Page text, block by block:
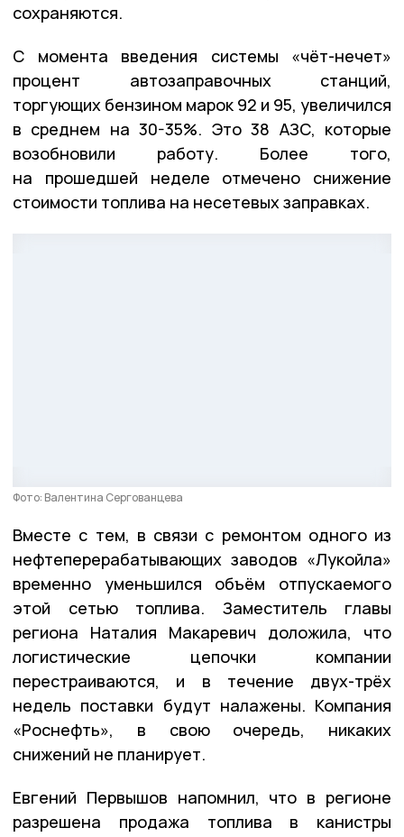
сохраняются.
С момента введения системы «чёт-нечет»
процент автозаправочных станций,
торгующих бензином марок 92 и 95, увеличился
в среднем на 30-35%. Это 38 АЗС, которые
возобновили работу. Более того,
на прошедшей неделе отмечено снижение
стоимости топлива на несетевых заправках.
Фото: Валентина Сергованцева
Вместе с тем, в связи с ремонтом одного из
нефтеперерабатывающих заводов «Лукойла»
временно уменьшился объём отпускаемого
этой сетью топлива. Заместитель главы
региона Наталия Макаревич доложила, что
логистические цепочки компании
перестраиваются, и в течение двух-трёх
недель поставки будут налажены. Компания
«Роснефть», в свою очередь, никаких
снижений не планирует.
Евгений Первышов напомнил, что в регионе
разрешена продажа топлива в канистры